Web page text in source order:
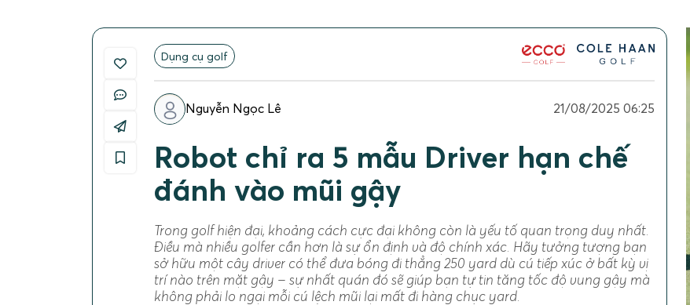
Dụng cụ golf
Nguyễn Ngọc Lê 21/08/2025 06:25
Robot chỉ ra 5 mẫu Driver hạn chế
đánh vào mũi gậy
Trong golf hiện đại, khoảng cách cực đại không còn là yếu tố quan trọng duy nhất.
Điều mà nhiều golfer cần hơn là sự ổn định và độ chính xác. Hãy tưởng tượng bạn
sở hữu một cây driver có thể đưa bóng đi thẳng 250 yard dù cú tiếp xúc ở bất kỳ vị
trí nào trên mặt gậy – sự nhất quán đó sẽ giúp bạn tự tin tăng tốc độ vung gậy mà
không phải lo ngại mỗi cú lệch mũi lại mất đi hàng chục yard.